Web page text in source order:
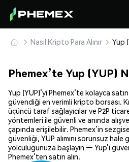
Nasıl Kripto Para Alınır
Phemex’te Yup (YUP)
Yup (YUP)’yi Phemex’te kolayca
güvendiği en verimli kripto borsası.
üçüncü taraf sağlayıcılar ve P2P
yöntemleri ile güvenli ve anında
çapında erişilebilir. Phemex’in
güvenliği, YUP alımını sorunsuz
yolculuğunuza başlayın — Yup’i
Phemex’ten satın alın.